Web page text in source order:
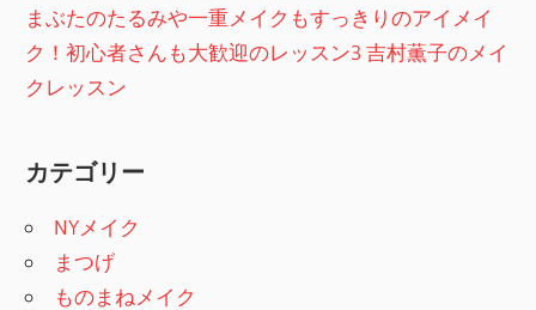
まぶたのたるみや一重メイクもすっきりのアイメイ
ク！初心者さんも大歓迎のレッスン3 吉村薫子のメイ
クレッスン
カテゴリー
NYメイク
まつげ
ものまねメイク